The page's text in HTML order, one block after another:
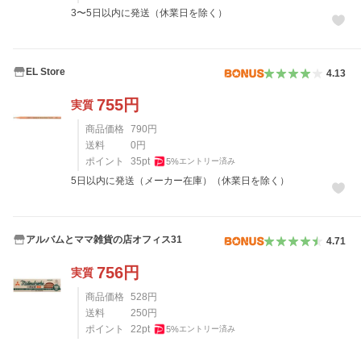
3〜5日以内に発送（休業日を除く）
EL Store 4.13
実質 755円
商品価格 790 円
送料
0 円
ポイント
35pt 5%エントリー済み
5日以内に発送（メーカー在庫）（休業日を除く）
アルバムとママ雑貨の店オフィス31 4.71
実質 756円
商品価格 528 円
送料
250 円
ポイント
22pt 5%エントリー済み